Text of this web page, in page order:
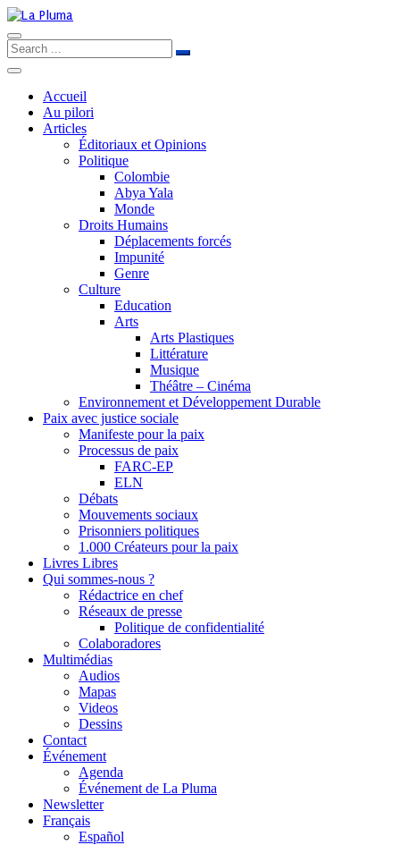
Accueil
Au pilori
Articles
Éditoriaux et Opinions
Politique
Colombie
Abya Yala
Monde
Droits Humains
Déplacements forcés
Impunité
Genre
Culture
Education
Arts
Arts Plastiques
Littérature
Musique
Théâtre – Cinéma
Environnement et Développement Durable
Paix avec justice sociale
Manifeste pour la paix
Processus de paix
FARC-EP
ELN
Débats
Mouvements sociaux
Prisonniers politiques
1.000 Créateurs pour la paix
Livres Libres
Qui sommes-nous ?
Rédactrice en chef
Réseaux de presse
Politique de confidentialité
Colaboradores
Multimédias
Audios
Mapas
Videos
Dessins
Contact
Événement
Agenda
Événement de La Pluma
Newsletter
Français
Español